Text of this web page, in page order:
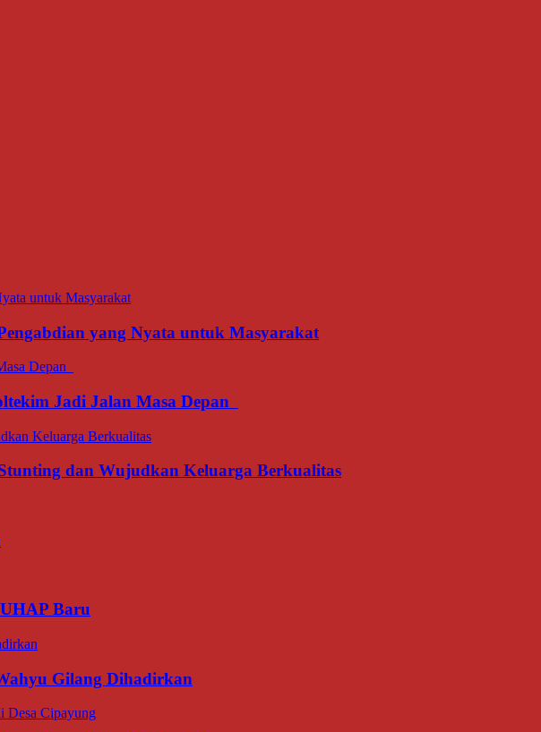
yang Nyata untuk Masyarakat
Jadi Jalan Masa Depan
dan Wujudkan Keluarga Berkualitas
Baru
Gilang Dihadirkan